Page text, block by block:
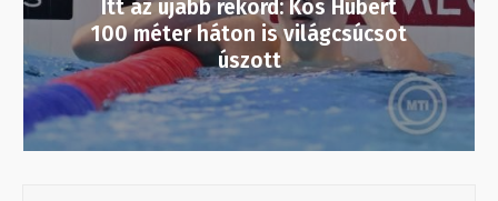
Itt az újabb rekord: Kós Hubert
100 méter háton is világcsúcsot
úszott